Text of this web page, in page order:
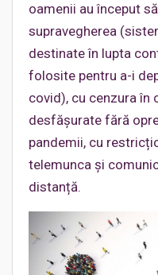
oamenii au început
supravegherea
destinate în lupta
folosite pentru a-i
covid), cu cenzura
desfășurate fără
pandemii, cu
telemunca și
distanță.